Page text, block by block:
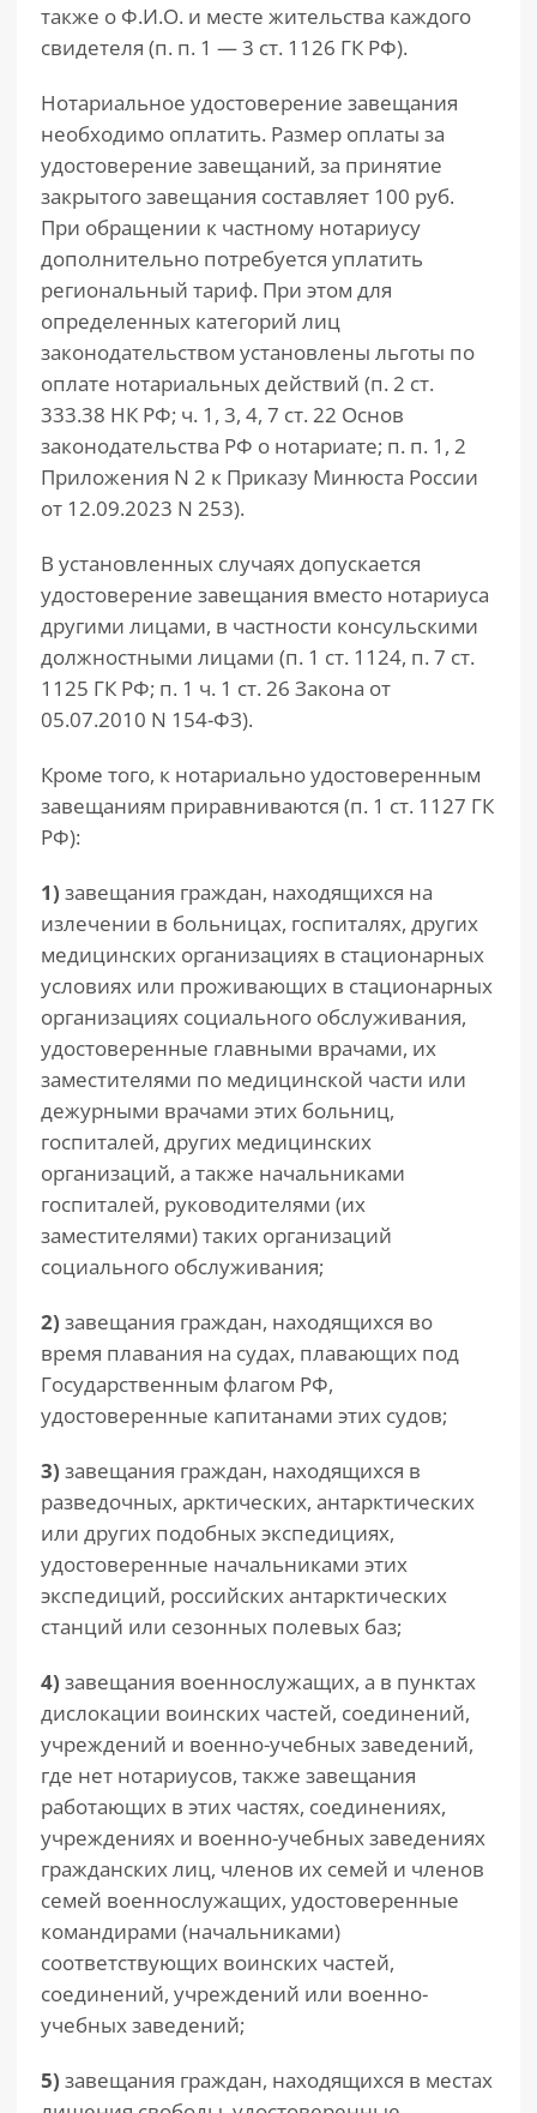
также о Ф.И.О. и месте жительства каждого
свидетеля (п. п. 1 — 3 ст. 1126 ГК РФ).
Нотариальное удостоверение завещания
необходимо оплатить. Размер оплаты за
удостоверение завещаний, за принятие
закрытого завещания составляет 100 руб.
При обращении к частному нотариусу
дополнительно потребуется уплатить
региональный тариф. При этом для
определенных категорий лиц
законодательством установлены льготы по
оплате нотариальных действий (п. 2 ст.
333.38 НК РФ; ч. 1, 3, 4, 7 ст. 22 Основ
законодательства РФ о нотариате; п. п. 1, 2
Приложения N 2 к Приказу Минюста России
от 12.09.2023 N 253).
В установленных случаях допускается
удостоверение завещания вместо нотариуса
другими лицами, в частности консульскими
должностными лицами (п. 1 ст. 1124, п. 7 ст.
1125 ГК РФ; п. 1 ч. 1 ст. 26 Закона от
05.07.2010 N 154-ФЗ).
Кроме того, к нотариально удостоверенным
завещаниям приравниваются (п. 1 ст. 1127 ГК
РФ):
1) завещания граждан, находящихся на
излечении в больницах, госпиталях, других
медицинских организациях в стационарных
условиях или проживающих в стационарных
организациях социального обслуживания,
удостоверенные главными врачами, их
заместителями по медицинской части или
дежурными врачами этих больниц,
госпиталей, других медицинских
организаций, а также начальниками
госпиталей, руководителями (их
заместителями) таких организаций
социального обслуживания;
2) завещания граждан, находящихся во
время плавания на судах, плавающих под
Государственным флагом РФ,
удостоверенные капитанами этих судов;
3) завещания граждан, находящихся в
разведочных, арктических, антарктических
или других подобных экспедициях,
удостоверенные начальниками этих
экспедиций, российских антарктических
станций или сезонных полевых баз;
4) завещания военнослужащих, а в пунктах
дислокации воинских частей, соединений,
учреждений и военно-учебных заведений,
где нет нотариусов, также завещания
работающих в этих частях, соединениях,
учреждениях и военно-учебных заведениях
гражданских лиц, членов их семей и членов
семей военнослужащих, удостоверенные
командирами (начальниками)
соответствующих воинских частей,
соединений, учреждений или военно-
учебных заведений;
5) завещания граждан, находящихся в местах